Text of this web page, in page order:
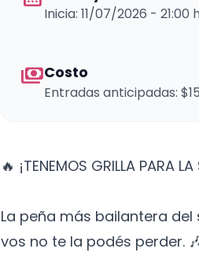
Inicia: 11/07/2026 - 21:00
paymentsCosto
Entradas anticipadas:
🔥 ¡TENEMOS GRILLA PARA
La peña más bailantera
vos no te la podés perder.